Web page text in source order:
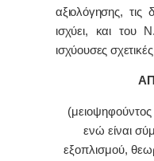
αξιολόγησης,
ισχύει, και του
ισχύουσες σχετικές
ενώ είναι
εξοπλισμού,